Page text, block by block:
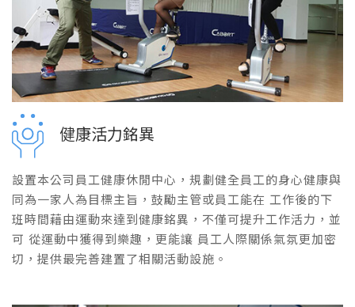
健康活力銘異
設置本公司員工健康休閒中心，規劃健全員工的身心健康與
同為一家人為目標主旨，鼓勵主管或員工能在 工作後的下
班時間藉由運動來達到健康銘異，不僅可提升工作活力，並
可 從運動中獲得到樂趣，更能讓 員工人際關係氣氛更加密
切，提供最完善建置了相關活動設施。